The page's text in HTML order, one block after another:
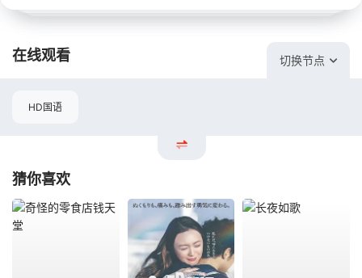
在线观看 切换节点
HD国语
猜你喜欢